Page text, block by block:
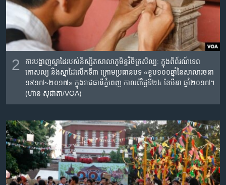
2
ការបង្ហាញស្នាដៃ​របស់​និស្សិត​សាលា​ភូមិន្ទ​វិចិត្រ​សិល្បៈ ក្នុង​ពិព័រណ៍​ទេព​
កោសល្យ​ និង​ស្នាដៃ​លើក​ទី​៣​ ក្រោម​ប្រធានបទ​ «ខួប​១០០​ឆ្នាំ​នៃ​សាលា​រចនា​
១៩១៧~២០១៧» ក្នុងរាជធានីភ្នំពេញ កាលពីថ្ងៃទី២៤ ខែមីនា ឆ្នាំ២០១៧។
(ហ៊ាន សុជាតា/VOA)